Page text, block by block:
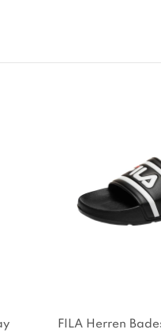
FILA Herren